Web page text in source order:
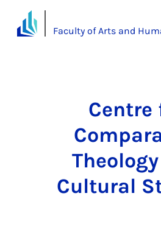
Faculty of Arts and
Centre
Cultural